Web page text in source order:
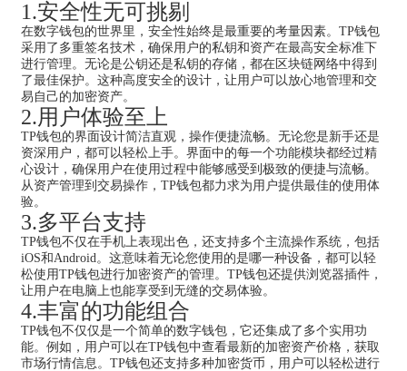
1.安全性无可挑剔
在数字钱包的世界里，安全性始终是最重要的考量因素。TP钱包
采用了多重签名技术，确保用户的私钥和资产在最高安全标准下
进行管理。无论是公钥还是私钥的存储，都在区块链网络中得到
了最佳保护。这种高度安全的设计，让用户可以放心地管理和交
易自己的加密资产。
2.用户体验至上
TP钱包的界面设计简洁直观，操作便捷流畅。无论您是新手还是
资深用户，都可以轻松上手。界面中的每一个功能模块都经过精
心设计，确保用户在使用过程中能够感受到极致的便捷与流畅。
从资产管理到交易操作，TP钱包都力求为用户提供最佳的使用体
验。
3.多平台支持
TP钱包不仅在手机上表现出色，还支持多个主流操作系统，包括
iOS和Android。这意味着无论您使用的是哪一种设备，都可以轻
松使用TP钱包进行加密资产的管理。TP钱包还提供浏览器插件，
让用户在电脑上也能享受到无缝的交易体验。
4.丰富的功能组合
TP钱包不仅仅是一个简单的数字钱包，它还集成了多个实用功
能。例如，用户可以在TP钱包中查看最新的加密资产价格，获取
市场行情信息。TP钱包还支持多种加密货币，用户可以轻松进行